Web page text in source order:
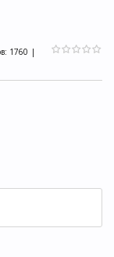
: 1760 |